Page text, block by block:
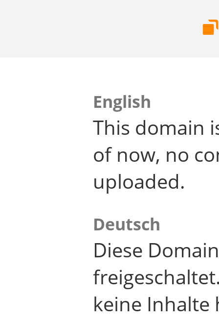
English
This domain
of now, no
uploaded.
Deutsch
Diese
keine Inhalte